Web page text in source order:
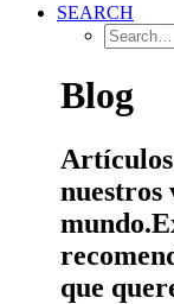
SEARCH
Blog
nuestros
mundo.
que